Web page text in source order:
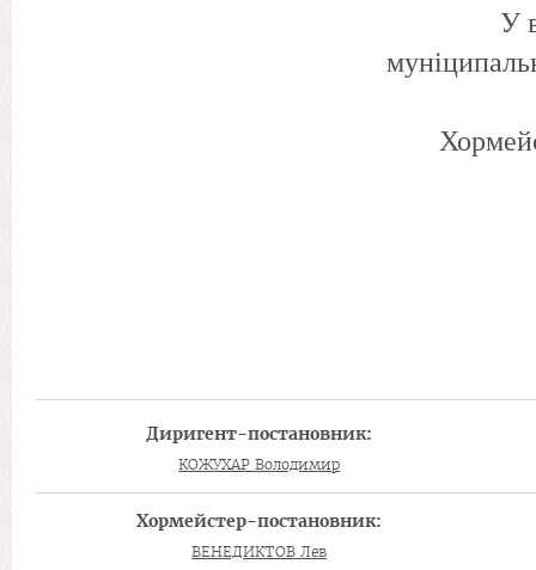
У
Диригент-постановник:
КОЖУХАР Володимир
Хормейстер-постановник:
ВЕНЕДИКТОВ Лев